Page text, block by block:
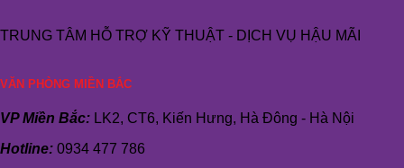
TRUNG TÂM HỖ TRỢ KỸ THUẬT - DỊCH VỤ HẬU MÃI
VĂN PHÒNG MIỀN BẮC
VP Miền Bắc: LK2, CT6, Kiến Hưng, Hà Đông - Hà Nội
Hotline: 0934 477 786